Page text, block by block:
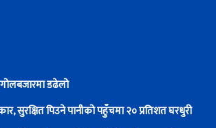
डढेलो
सुरक्षित पिउने पानीको पहुँचमा २० प्रतिशत घरधुरी